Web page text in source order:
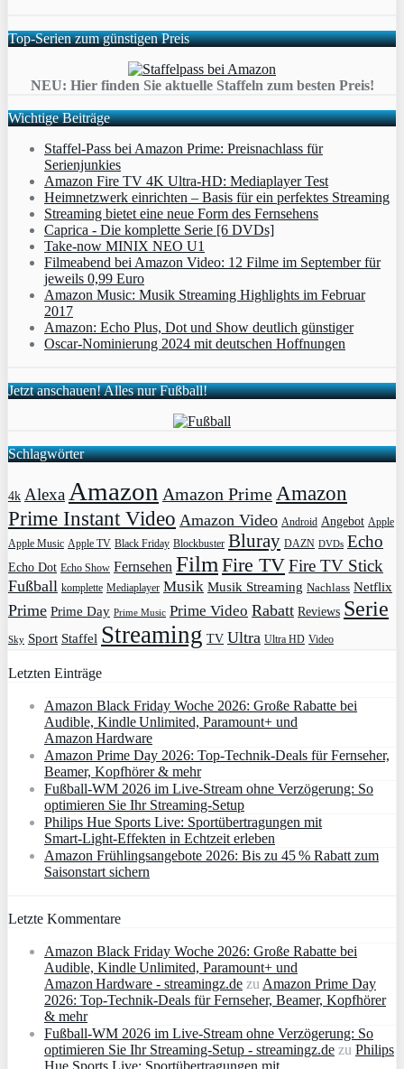
Top-Serien zum günstigen Preis
NEU: Hier finden Sie aktuelle Staffeln zum besten Preis!
Wichtige Beiträge
Staffel-Pass bei Amazon Prime: Preisnachlass für
Serienjunkies
Amazon Fire TV 4K Ultra-HD: Mediaplayer Test
Heimnetzwerk einrichten – Basis für ein perfektes Streaming
Streaming bietet eine neue Form des Fernsehens
Caprica - Die komplette Serie [6 DVDs]
Take-now MINIX NEO U1
Filmeabend bei Amazon Video: 12 Filme im September für
jeweils 0,99 Euro
Amazon Music: Musik Streaming Highlights im Februar
2017
Amazon: Echo Plus, Dot und Show deutlich günstiger
Oscar-Nominierung 2024 mit deutschen Hoffnungen
Jetzt anschauen! Alles nur Fußball!
Schlagwörter
4k Alexa Amazon Amazon Prime Amazon
Prime Instant Video Amazon Video Android Angebot Apple
Apple Music Apple TV Black Friday Blockbuster Bluray DAZN DVDs Echo
Echo Dot Echo Show Fernsehen Film Fire TVFire TV Stick
Fußball komplette Mediaplayer Musik Musik Streaming Nachlass Netflix
Prime Prime Day Prime Music Prime Video Rabatt Reviews Serie
Sky Sport Staffel Streaming TV Ultra Ultra HD Video
Letzten Einträge
Amazon Black Friday Woche 2026: Große Rabatte bei
Audible, Kindle Unlimited, Paramount+ und
Amazon Hardware
Amazon Prime Day 2026: Top-Technik-Deals für Fernseher,
Beamer, Kopfhörer & mehr
Fußball-WM 2026 im Live-Stream ohne Verzögerung: So
optimieren Sie Ihr Streaming-Setup
Philips Hue Sports Live: Sportübertragungen mit
Smart‑Light‑Effekten in Echtzeit erleben
Amazon Frühlingsangebote 2026: Bis zu 45 % Rabatt zum
Saisonstart sichern
Letzte Kommentare
Amazon Black Friday Woche 2026: Große Rabatte bei
Audible, Kindle Unlimited, Paramount+ und
Amazon Hardware - streamingz.de zu Amazon Prime Day
2026: Top-Technik-Deals für Fernseher, Beamer, Kopfhörer
& mehr
Fußball-WM 2026 im Live-Stream ohne Verzögerung: So
optimieren Sie Ihr Streaming-Setup - streamingz.de zu Philips
Hue Sports Live: Sportübertragungen mit